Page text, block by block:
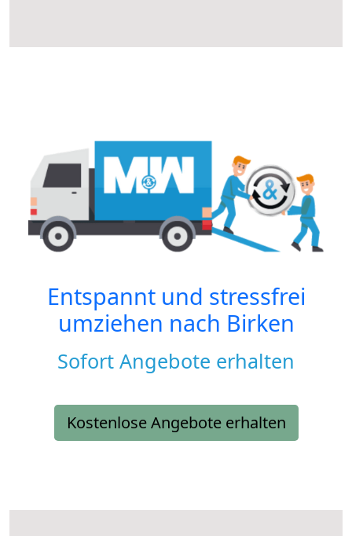
Entspannt und stressfrei
umziehen nach Birken
Sofort Angebote erhalten
Kostenlose Angebote erhalten